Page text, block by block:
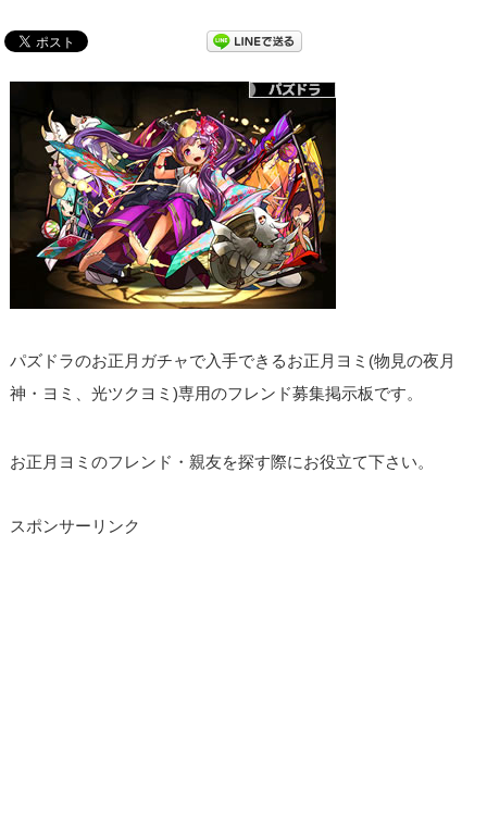
パズドラのお正月ガチャで入手できるお正月ヨミ(物見の夜月
神・ヨミ、光ツクヨミ)専用のフレンド募集掲示板です。
お正月ヨミのフレンド・親友を探す際にお役立て下さい。
スポンサーリンク